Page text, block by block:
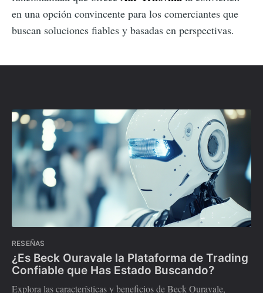
en una opción convincente para los comerciantes que
buscan soluciones fiables y basadas en perspectivas.
RESEÑAS
¿Es Beck Ouravale la Plataforma de Trading
Confiable que Has Estado Buscando?
Explora las características y beneficios de Beck Ouravale,